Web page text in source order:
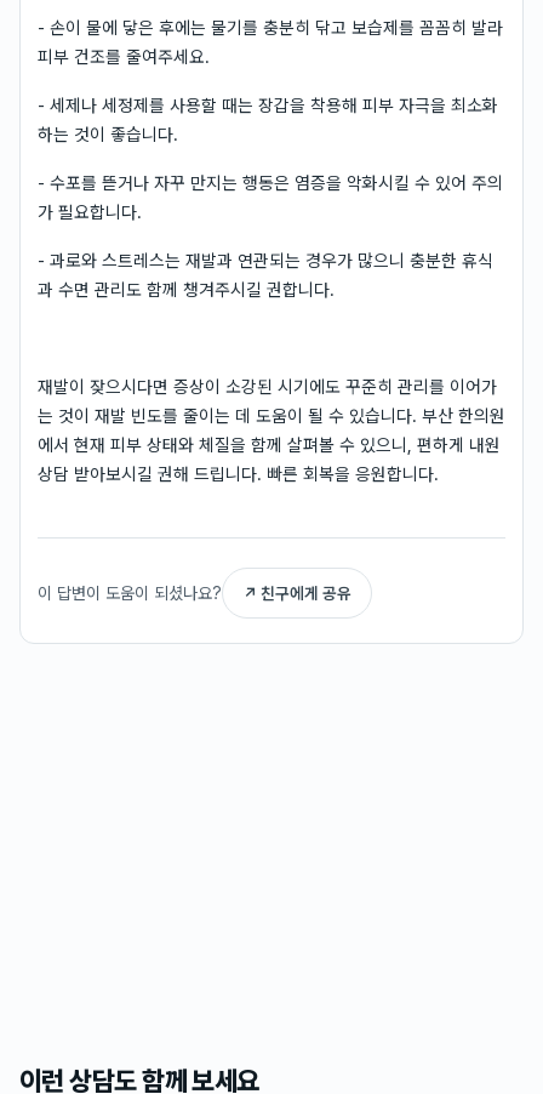
- 손이 물에 닿은 후에는 물기를 충분히 닦고 보습제를 꼼꼼히 발라
피부 건조를 줄여주세요.
- 세제나 세정제를 사용할 때는 장갑을 착용해 피부 자극을 최소화
하는 것이 좋습니다.
- 수포를 뜯거나 자꾸 만지는 행동은 염증을 악화시킬 수 있어 주의
가 필요합니다.
- 과로와 스트레스는 재발과 연관되는 경우가 많으니 충분한 휴식
과 수면 관리도 함께 챙겨주시길 권합니다.
재발이 잦으시다면 증상이 소강된 시기에도 꾸준히 관리를 이어가
는 것이 재발 빈도를 줄이는 데 도움이 될 수 있습니다. 부산 한의원
에서 현재 피부 상태와 체질을 함께 살펴볼 수 있으니, 편하게 내원
상담 받아보시길 권해 드립니다. 빠른 회복을 응원합니다.
이 답변이 도움이 되셨나요? ↗ 친구에게 공유
이런 상담도 함께 보세요